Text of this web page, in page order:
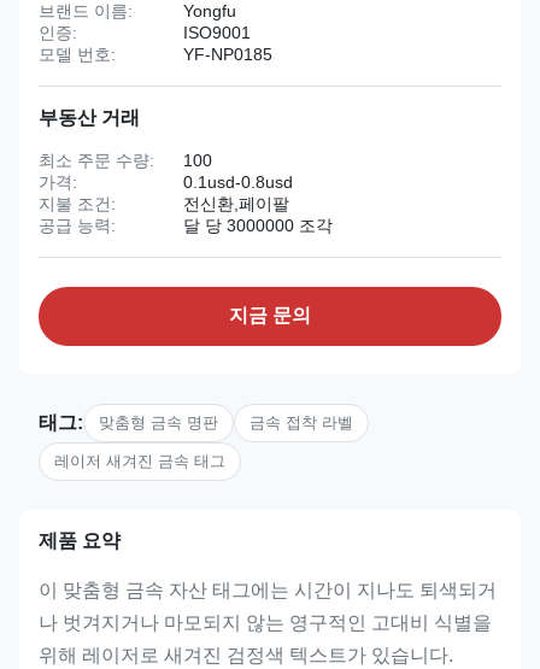
브랜드 이름:
Yongfu
인증:
ISO9001
모델 번호:
YF-NP0185
부동산 거래
최소 주문 수량:
100
가격:
0.1usd-0.8usd
지불 조건:
전신환,페이팔
공급 능력:
달 당 3000000 조각
지금 문의
태그: 맞춤형 금속 명판 금속 접착 라벨
레이저 새겨진 금속 태그
제품 요약
이 맞춤형 금속 자산 태그에는 시간이 지나도 퇴색되거
나 벗겨지거나 마모되지 않는 영구적인 고대비 식별을
위해 레이저로 새겨진 검정색 텍스트가 있습니다.